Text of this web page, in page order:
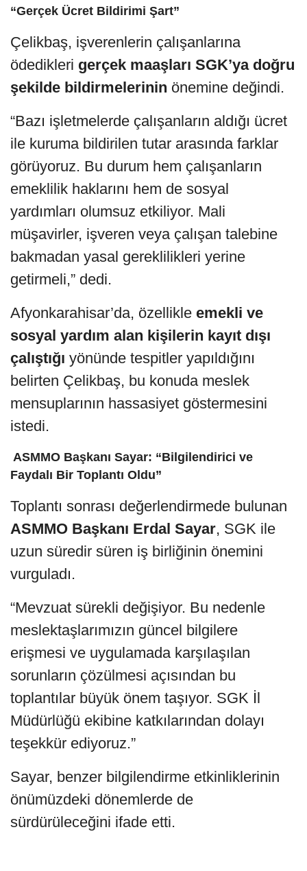
“Gerçek Ücret Bildirimi Şart”
Çelikbaş, işverenlerin çalışanlarına
ödedikleri gerçek maaşları SGK’ya doğru
şekilde bildirmelerinin önemine değindi.
“Bazı işletmelerde çalışanların aldığı ücret
ile kuruma bildirilen tutar arasında farklar
görüyoruz. Bu durum hem çalışanların
emeklilik haklarını hem de sosyal
yardımları olumsuz etkiliyor. Mali
müşavirler, işveren veya çalışan talebine
bakmadan yasal gereklilikleri yerine
getirmeli,” dedi.
Afyonkarahisar’da, özellikle emekli ve
sosyal yardım alan kişilerin kayıt dışı
çalıştığı yönünde tespitler yapıldığını
belirten Çelikbaş, bu konuda meslek
mensuplarının hassasiyet göstermesini
istedi.
️ ASMMO Başkanı Sayar: “Bilgilendirici ve
Faydalı Bir Toplantı Oldu”
Toplantı sonrası değerlendirmede bulunan
ASMMO Başkanı Erdal Sayar, SGK ile
uzun süredir süren iş birliğinin önemini
vurguladı.
“Mevzuat sürekli değişiyor. Bu nedenle
meslektaşlarımızın güncel bilgilere
erişmesi ve uygulamada karşılaşılan
sorunların çözülmesi açısından bu
toplantılar büyük önem taşıyor. SGK İl
Müdürlüğü ekibine katkılarından dolayı
teşekkür ediyoruz.”
Sayar, benzer bilgilendirme etkinliklerinin
önümüzdeki dönemlerde de
sürdürüleceğini ifade etti.